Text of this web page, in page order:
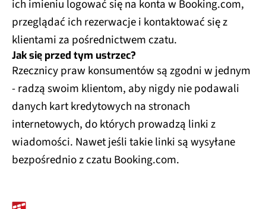
ich imieniu logować się na konta w Booking.com,
przeglądać ich rezerwacje i kontaktować się z
klientami za pośrednictwem czatu.
Jak się przed tym ustrzec?
Rzecznicy praw konsumentów są zgodni w jednym
- radzą swoim klientom, aby nigdy nie podawali
danych kart kredytowych na stronach
internetowych, do których prowadzą linki z
wiadomości. Nawet jeśli takie linki są wysyłane
bezpośrednio z czatu Booking.com.